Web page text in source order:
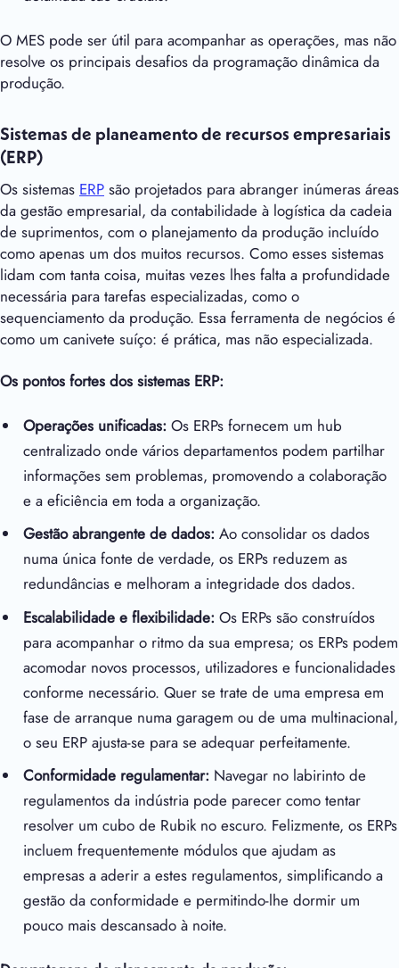
O MES pode ser útil para acompanhar as operações, mas não
resolve os principais desafios da programação dinâmica da
produção.
Sistemas de planeamento de recursos empresariais
(ERP)
Os sistemas ERP são projetados para abranger inúmeras áreas
da gestão empresarial, da contabilidade à logística da cadeia
de suprimentos, com o planejamento da produção incluído
como apenas um dos muitos recursos. Como esses sistemas
lidam com tanta coisa, muitas vezes lhes falta a profundidade
necessária para tarefas especializadas, como o
sequenciamento da produção. Essa ferramenta de negócios é
como um canivete suíço: é prática, mas não especializada.
Os pontos fortes dos sistemas ERP:
Operações unificadas: Os ERPs fornecem um hub
centralizado onde vários departamentos podem partilhar
informações sem problemas, promovendo a colaboração
e a eficiência em toda a organização.
Gestão abrangente de dados: Ao consolidar os dados
numa única fonte de verdade, os ERPs reduzem as
redundâncias e melhoram a integridade dos dados.
Escalabilidade e flexibilidade: Os ERPs são construídos
para acompanhar o ritmo da sua empresa; os ERPs podem
acomodar novos processos, utilizadores e funcionalidades
conforme necessário. Quer se trate de uma empresa em
fase de arranque numa garagem ou de uma multinacional,
o seu ERP ajusta-se para se adequar perfeitamente.
Conformidade regulamentar: Navegar no labirinto de
regulamentos da indústria pode parecer como tentar
resolver um cubo de Rubik no escuro. Felizmente, os ERPs
incluem frequentemente módulos que ajudam as
empresas a aderir a estes regulamentos, simplificando a
gestão da conformidade e permitindo-lhe dormir um
pouco mais descansado à noite.